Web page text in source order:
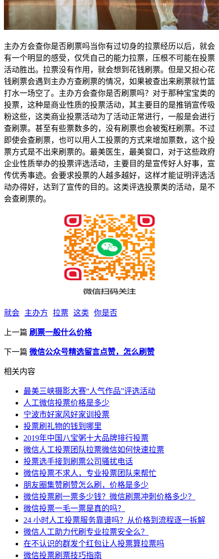
主办方会查你是否刷票吗当你有过切身的拉票经历以后，就会
有一个明显的感受，仅凭自己的能力拉票，压根不可能在投票
活动胜出。拉票没有作用，就会想到花钱刷票。但是又担心花
钱刷票会遇到主办方查刷票的情况，如果被查出来刷票就竹篮
打水一场空了。主办方会查你是否刷票吗？对于那种宝宝类的
投票，这种是商业性质的投票活动，其主要目的是推销宣传吸
粉这些，这类商业投票活动为了活动正常进行，一般是会进行
查刷票。甚至有些票数多的，没有刷票也会被冤枉刷票。不过
即使会查刷票，也可以用人工投票的方式来增加票数，这个投
票方式是不出来刷票的。最美医生，最美窗口，对于这些政府
企业性质举办的投票评选活动，主要目的是宣传好人好事，宣
传优秀事迹。会要求投票的人越多越好，这样才能证明评选活
动办得好，达到了宣传的目的。这类评选投票类的活动，是不
会查刷票的。
就会 主办方 拉票 这类 你是否
上一篇 刷票一般什么价格
下一篇 微信公众号精选留言点赞，怎么刷赞
相关内容
最美三峡摄影大赛“人气作品”评选活动
人工微信投票价格是多少
宁波市好家风好家训投票
投票刷礼物的钱到哪里
2019年中国八宝粥十大品牌排行投票
微信人工投票团队拉票微信如何快速拉票
投票选手接到刷票公司骚扰电话
微信投票不求人，专业投票团队来帮忙
朋友圈集赞刷赞怎么刷，价格是多少
微信投票刷一票多少钱？微信刷票冲刺价格多少？
微信投票一毛一票是真的吗？
24 小时人工投票服务靠谱吗？从价格到流程逐一拆解
微信人工助力代刷专业拉票安全么？
在不认识的群发个红包让人投票算拉票吗
微信投票刷票技巧指南